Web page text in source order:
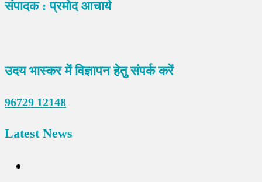
संपादक : प्रमोद आचार्य
उदय भास्कर में विज्ञापन हेतु संपर्क करें
96729 12148
Latest News